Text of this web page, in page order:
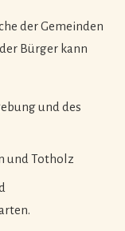
der Gemeinden
Bürger kann
und des
und Totholz